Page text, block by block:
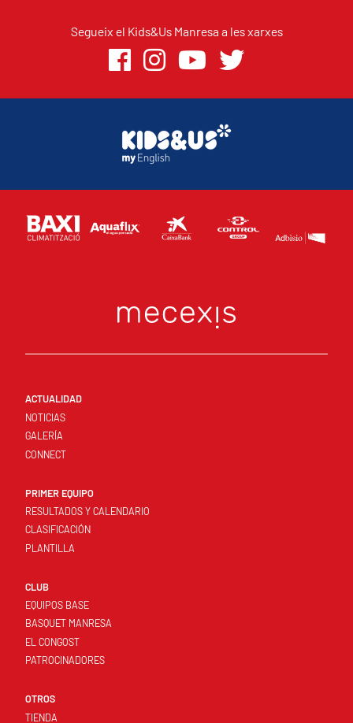
Segueix el Kids&Us Manresa a les xarxes
ACTUALIDAD
NOTICIAS
GALERÍA
CONNECT
PRIMER EQUIPO
RESULTADOS Y CALENDARIO
CLASIFICACIÓN
PLANTILLA
CLUB
EQUIPOS BASE
BASQUET MANRESA
EL CONGOST
PATROCINADORES
OTROS
TIENDA